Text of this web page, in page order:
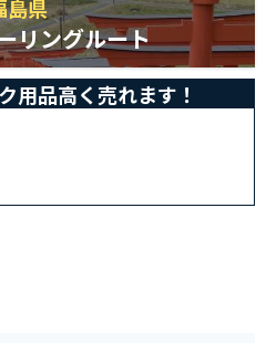
島県
リングルート
用品高く売れます！